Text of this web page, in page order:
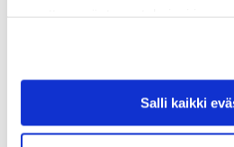
Salli kaikki
tekoälyominaisuudet, on
jatkaa sovellusten myyntiä myös
Toisaalta kohtuuhintainen